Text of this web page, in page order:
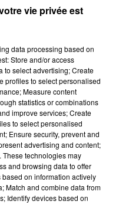
7h39
7h39
PASSI
vie privée est
data processing based on
Store and/or access
to select advertising; Create
profiles to select personalised
Measure content
statistics or combinations
improve services; Create
to select personalised
Ensure security, prevent and
advertising and content;
technologies may
and browsing data to offer
on information actively
Match and combine data from
Identify devices based on